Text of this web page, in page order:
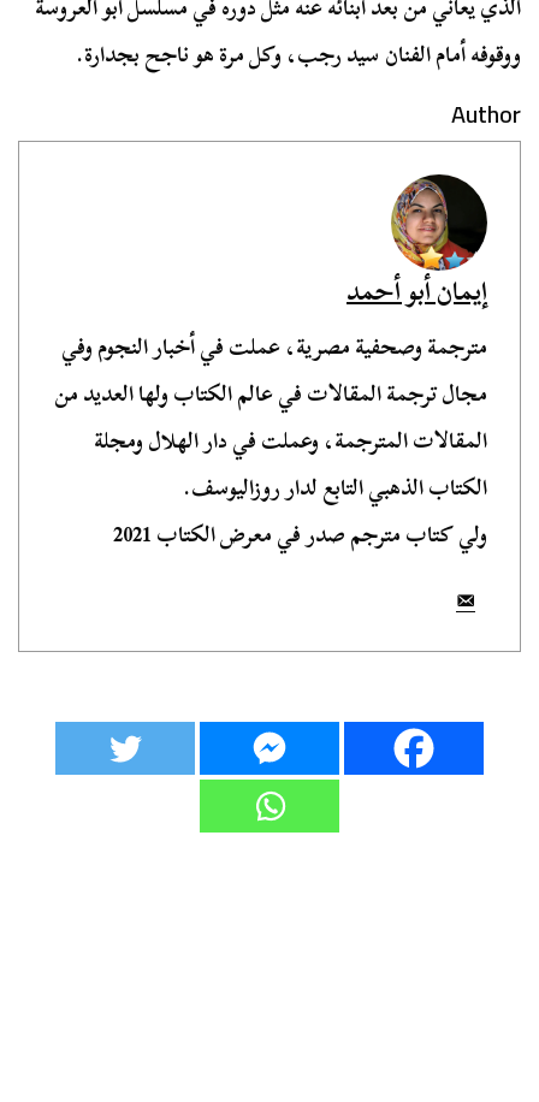
ووقوفه أمام الفنان سيد رجب، وكل مرة هو ناجح بجدارة.
Author
إيمان أبو أحمد
مترجمة وصحفية مصرية، عملت في أخبار النجوم وفي
مجال ترجمة المقالات في عالم الكتاب ولها العديد من
المقالات المترجمة، وعملت في دار الهلال ومجلة
الكتاب الذهبي التابع لدار روزاليوسف.
ولي كتاب مترجم صدر في معرض الكتاب 2021